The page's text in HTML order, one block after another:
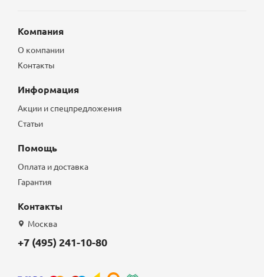
Компания
О компании
Контакты
Информация
Акции и спецпредложения
Статьи
Помощь
Оплата и доставка
Гарантия
Контакты
Москва
+7 (495) 241-10-80